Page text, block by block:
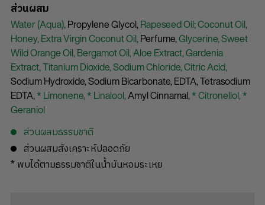
ส่วนผสม
Water (Aqua),Propylene Glycol,Rapeseed Oil; Coconut Oil,
Honey,Extra Virgin Coconut Oil,Perfume,Glycerine,Sweet
Wild Orange Oil,Bergamot Oil,Aloe Extract,Gardenia
Extract,Titanium Dioxide,Sodium Chloride,Citric Acid,
Sodium Hydroxide,Sodium Bicarbonate,EDTA,Tetrasodium
EDTA,* Limonene,* Linalool,Amyl Cinnamal,* Citronellol,*
Geraniol
ส่วนผสมธรรมชาติ
ส่วนผสมสังเคราะห์ปลอดภัย
* พบได้ตามธรรมชาติในน้ำมันหอมระเหย